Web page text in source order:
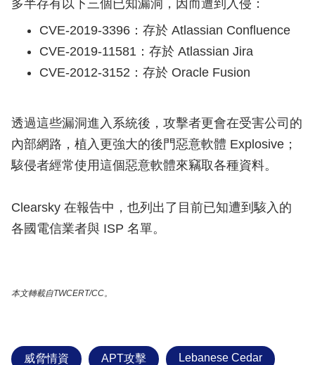
多半存有以下三個已知漏洞，因而遭到入侵：
CVE-2019-3396：存於 Atlassian Confluence
CVE-2019-11581：存於 Atlassian Jira
CVE-2012-3152：存於 Oracle Fusion
透過這些漏洞進入系統後，攻擊者更會在受害公司的
內部網路，植入更強大的後門惡意軟體 Explosive；
駭侵者經常使用這個惡意軟體來竊取各種資料。
Clearsky 在報告中，也列出了目前已知遭到駭入的
各國電信業者與 ISP 名單。
本文轉載自TWCERT/CC。
威脅情資 APT攻擊 Lebanese Cedar